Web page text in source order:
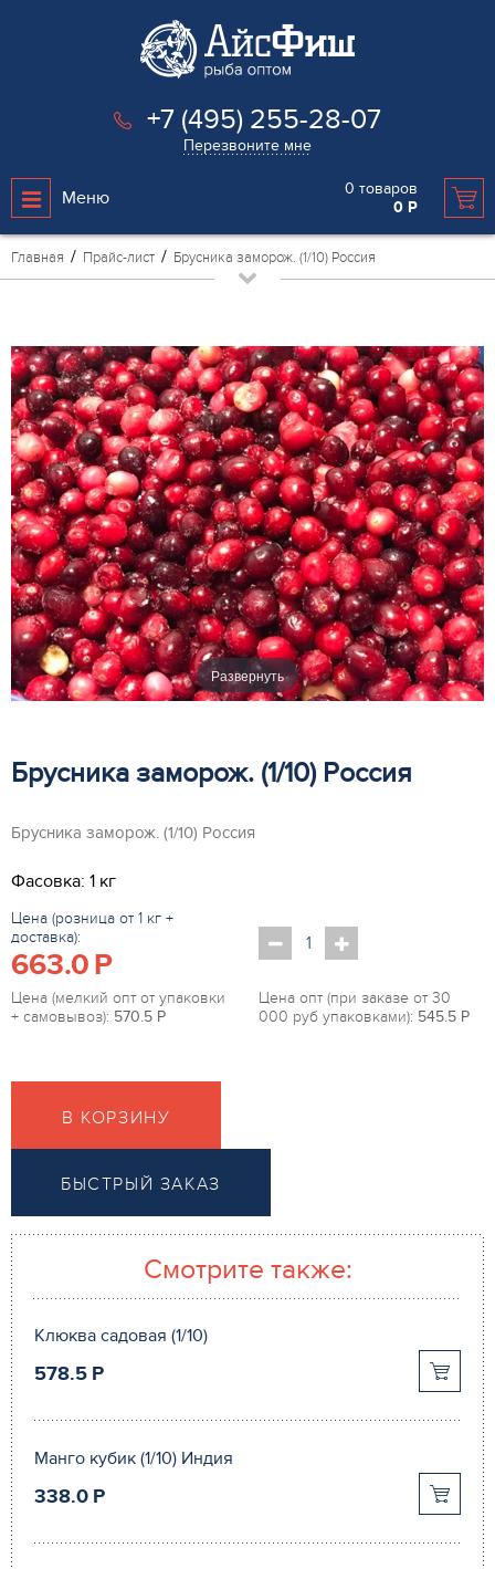
+7 (495) 255-28-07
Перезвоните мне
Меню 0 товаров
0 Р
Главная Прайс-лист Брусника заморож. (1/10) Россия
Развернуть
Брусника заморож. (1/10) Россия
Брусника заморож. (1/10) Россия
Фасовка: 1 кг
Цена (розница от 1 кг +
доставка):
663.0P
Цена (мелкий опт от упаковки
+ самовывоз): 570.5 P
Цена опт (при заказе от 30
000 руб упаковками): 545.5 P
В КОРЗИНУ
БЫСТРЫЙ ЗАКАЗ
Смотрите также:
Клюква садовая (1/10)
578.5 P
Манго кубик (1/10) Индия
338.0 P